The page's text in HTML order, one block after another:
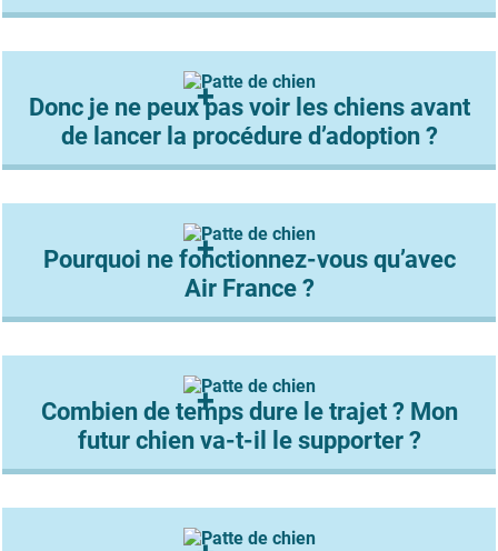
Donc je ne peux pas voir les chiens avant
de lancer la procédure d’adoption ?
Pourquoi ne fonctionnez-vous qu’avec
Air France ?
Combien de temps dure le trajet ? Mon
futur chien va-t-il le supporter ?